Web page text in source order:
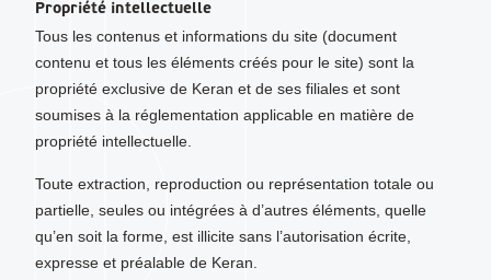
Propriété intellectuelle
Tous les contenus et informations du site (document
contenu et tous les éléments créés pour le site) sont la
propriété exclusive de Keran et de ses filiales et sont
soumises à la réglementation applicable en matière de
propriété intellectuelle.
Toute extraction, reproduction ou représentation totale ou
partielle, seules ou intégrées à d’autres éléments, quelle
qu’en soit la forme, est illicite sans l’autorisation écrite,
expresse et préalable de Keran.